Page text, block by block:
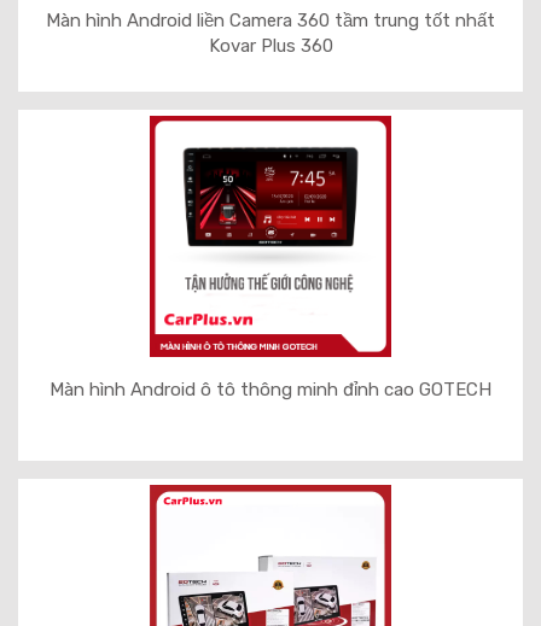
Màn hình Android liền Camera 360 tầm trung tốt nhất
Kovar Plus 360
Màn hình Android ô tô thông minh đỉnh cao GOTECH